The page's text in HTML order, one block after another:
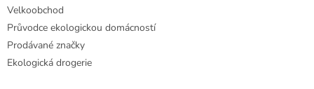
Velkoobchod
Průvodce ekologickou domácností
Prodávané značky
Ekologická drogerie